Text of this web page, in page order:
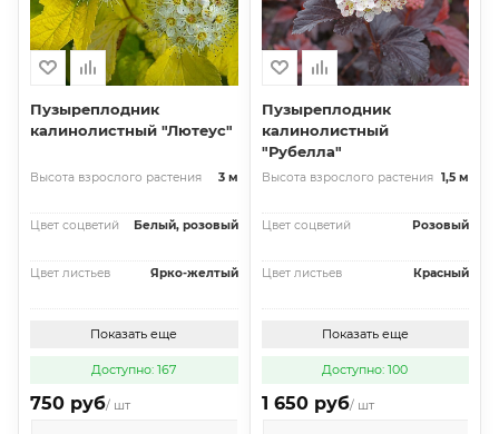
Пузыреплодник
калинолистный "Лютеус"
Высота взрослого растения 3 м
Цвет соцветий Белый, розовый
Цвет листьев Ярко-желтый
Показать еще
Доступно: 167
750 руб/ шт
Пузыреплодник
калинолистный
"Рубелла"
Высота взрослого растения 1,5 м
Цвет соцветий Розовый
Цвет листьев Красный
Показать еще
Доступно: 100
1 650 руб/ шт